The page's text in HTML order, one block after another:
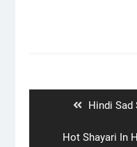
Previous
Hindi Sad
Next
Hot Shayari In